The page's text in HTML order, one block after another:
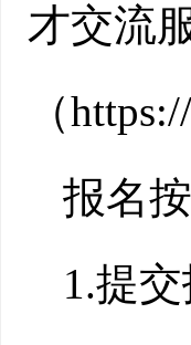
才交流
（
报名
1.提